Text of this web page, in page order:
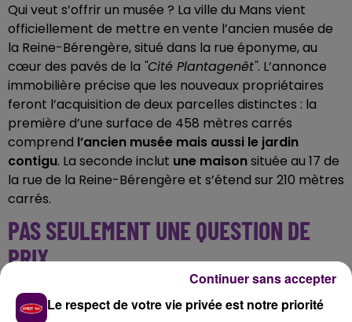
Qui veut s’offrir un musée ? La ville du Mans vient
officiellement de mettre en vente l’ancien musée de
la Reine-Bérengère, situé dans la rue éponyme, au
cœur des pavés de la "Cité Plantagenêt". L’annonce
immobilière précise que les nouveaux propriétaires
feront l’acquisition de deux parcelles distinctes : la
première d’une surface de 458 mètres carrés
comprend l’ancien musée mais aussi le jardin
contigu. La seconde inclut une maisonsituée au 17 de
la rue de la Reine-Bérengère et s’étend sur 210 mètres
carrés.
PAS SEULEMENT UNE QUESTION DE
PRIX
Pour l’ensemble de ces biens situés du 7 au 17 rue de
la Reine-Bérengère, la ville du Mans a fixé un prix
Le respect de votre vie privée est notre priorité
Continuer sans accepter